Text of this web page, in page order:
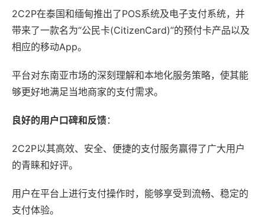
2C2P在泰国和缅甸推出了POS系统及电子支付系统，并
带来了一款名为“公民卡(CitizenCard)”的预付卡产品以及
相应的移动App。
平台对东南亚市场的深刻理解和本地化服务策略，使其能
够更好地满足当地商家的支付需求。
良好的用户口碑和反馈：
2C2P以其高效、安全、便捷的支付服务赢得了广大用户
的青睐和好评。
用户在平台上进行支付操作时，能够享受到流畅、稳定的
支付体验。